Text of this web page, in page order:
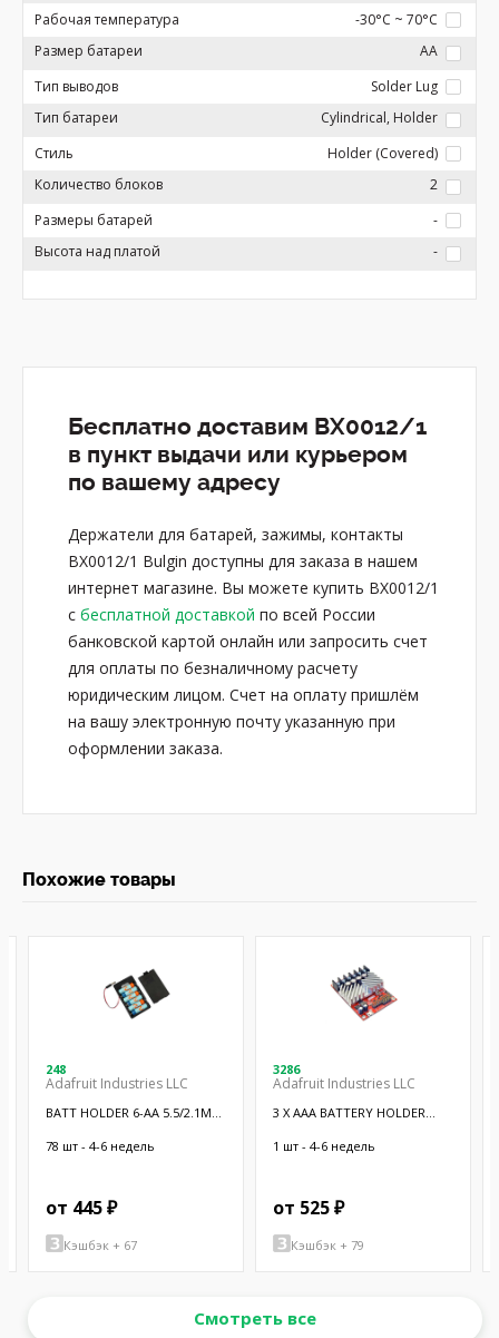
Рабочая температура
-30°C ~ 70°C
Размер батареи
AA
Тип выводов
Solder Lug
Тип батареи
Cylindrical, Holder
Стиль
Holder (Covered)
Количество блоков
2
Размеры батарей
-
Высота над платой
-
Бесплатно доставим BX0012/1
в пункт выдачи или курьером
по вашему адресу
Держатели для батарей, зажимы, контакты
BX0012/1 Bulgin доступны для заказа в нашем
интернет магазине. Вы можете купить BX0012/1
с бесплатной доставкой по всей России
банковской картой онлайн или запросить счет
для оплаты по безналичному расчету
юридическим лицом. Счет на оплату пришлём
на вашу электронную почту указанную при
оформлении заказа.
Похожие товары
248
Adafruit Industries LLC
BATT HOLDER 6-AA 5.5/2.1MM
78 шт - 4-6 недель
от 445 ₽
Кэшбэк + 67
3286
Adafruit Industries LLC
3 X AAA BATTERY HOLDER
1 шт - 4-6 недель
от 525 ₽
Кэшбэк + 79
Смотреть все